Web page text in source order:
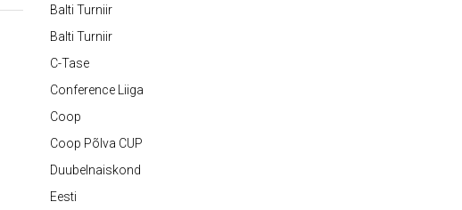
Balti Turniir
Balti Turniir
C-Tase
Conference Liiga
Coop
Coop Põlva CUP
Duubelnaiskond
Eesti